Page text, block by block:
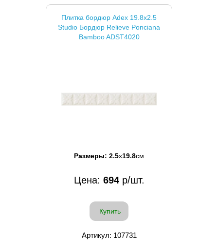
Плитка бордюр Adex 19.8x2.5
Studio Бордюр Relieve Ponciana
Bamboo ADST4020
Размеры: 2.5x19.8см
Цена: 694р/шт.
Купить
Артикул: 107731